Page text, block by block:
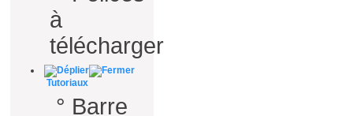
à
télécharger
Tutoriaux
° Barre